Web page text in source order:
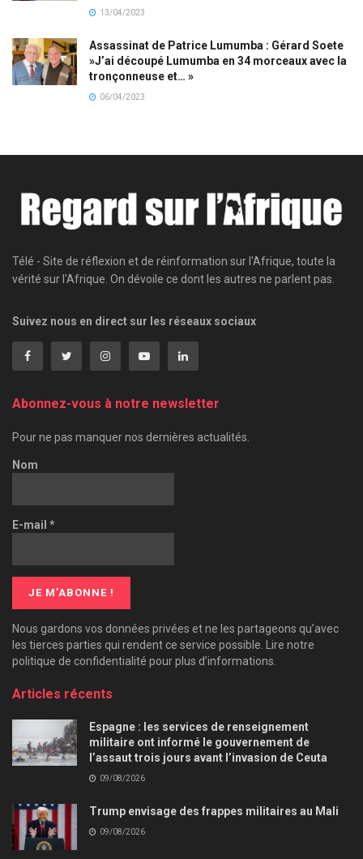
13/04/2023
Assassinat de Patrice Lumumba : Gérard Soete
»J’ai découpé Lumumba en 34 morceaux avec la
tronçonneuse et… »
06/04/2023
Télé - Site de réflexion et de réinformation sur l'Afrique, toute la
vérité sur l'Afrique. On dévoile ce dont les autres ne parlent pas.
Suivez nous en direct sur les réseaux sociaux
Abonnez-vous à notre newsletter
Pour ne pas manquer nos dernières actualités.
Nom
E-mail *
Nous gardons vos données privées et ne les partageons qu’avec
les tierces parties qui rendent ce service possible. Lire notre
politique de confidentialité pour plus d’informations.
Articles récents
Espagne : les services de renseignement
militaire ont informé le gouvernement de
l’assaut trois jours avant l’invasion de Ceuta
09/08/2026
Trump envisage des frappes militaires au Mali
09/08/2026